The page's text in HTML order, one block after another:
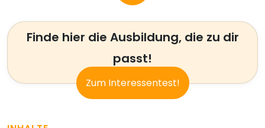
Finde hier die Ausbildung, die zu dir
passt!
Zum Interessentest!